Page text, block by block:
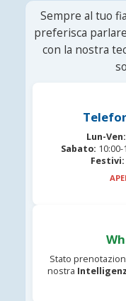
Sempre al tuo
preferisca
con la nostra
Lun-Ven:
Sabato:
Festivi:
Stato
nostra